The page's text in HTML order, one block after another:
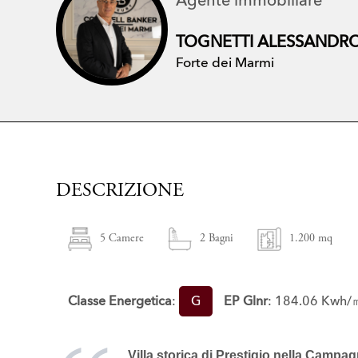
TOGNETTI
Forte dei Marmi
DESCRIZIONE
5 Camere 2 Bagni 1.200 mq
Classe Energetica: G EP Glnr: 184.06 Kwh/
Villa storica di Prestigio nella